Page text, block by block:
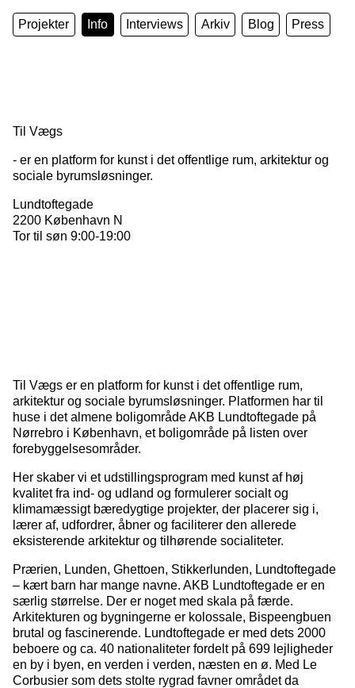
Projekter Info Interviews Arkiv Blog Press
Til Vægs
- er en platform for kunst i det offentlige rum, arkitektur og
sociale byrumsløsninger.
Lundtoftegade
2200 København N
Tor til søn 9:00-19:00
Til Vægs er en platform for kunst i det offentlige rum,
arkitektur og sociale byrumsløsninger. Platformen har til
huse i det almene boligområde AKB Lundtoftegade på
Nørrebro i København, et boligområde på listen over
forebyggelsesområder.
Her skaber vi et udstillingsprogram med kunst af høj
kvalitet fra ind- og udland og formulerer socialt og
klimamæssigt bæredygtige projekter, der placerer sig i,
lærer af, udfordrer, åbner og faciliterer den allerede
eksisterende arkitektur og tilhørende socialiteter.
Prærien, Lunden, Ghettoen, Stikkerlunden, Lundtoftegade
– kært barn har mange navne. AKB Lundtoftegade er en
særlig størrelse. Der er noget med skala på færde.
Arkitekturen og bygningerne er kolossale, Bispeengbuen
brutal og fascinerende. Lundtoftegade er med dets 2000
beboere og ca. 40 nationaliteter fordelt på 699 lejligheder
en by i byen, en verden i verden, næsten en ø. Med Le
Corbusier som dets stolte rygrad favner området da